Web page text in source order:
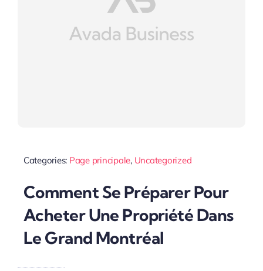
Categories: Page principale, Uncategorized
Comment Se Préparer Pour
Acheter Une Propriété Dans
Le Grand Montréal